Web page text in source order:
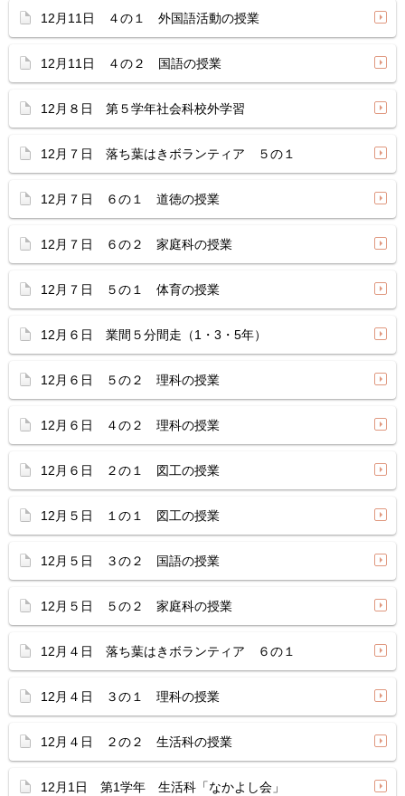
12月11日 ４の１ 外国語活動の授業
12月11日 ４の２ 国語の授業
12月８日 第５学年社会科校外学習
12月７日 落ち葉はきボランティア ５の１
12月７日 ６の１ 道徳の授業
12月７日 ６の２ 家庭科の授業
12月７日 ５の１ 体育の授業
12月６日 業間５分間走（1・3・5年）
12月６日 ５の２ 理科の授業
12月６日 ４の２ 理科の授業
12月６日 ２の１ 図工の授業
12月５日 １の１ 図工の授業
12月５日 ３の２ 国語の授業
12月５日 ５の２ 家庭科の授業
12月４日 落ち葉はきボランティア ６の１
12月４日 ３の１ 理科の授業
12月４日 ２の２ 生活科の授業
12月1日 第1学年 生活科「なかよし会」